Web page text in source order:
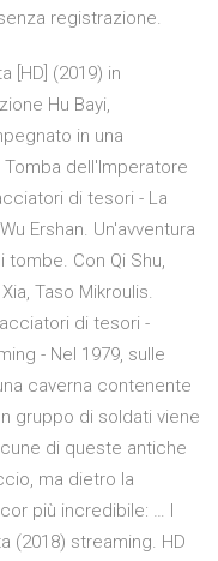
registrazione.
[HD] (2019) in
Hu Bayi,
in una
dell'Imperatore
di tesori - La
Ershan. Un'avventura
Con Qi Shu,
Taso Mikroulis.
di tesori -
- Nel 1979, sulle
caverna contenente
gruppo di soldati viene
di queste antiche
ma dietro la
più incredibile: … I
(2018) streaming. HD